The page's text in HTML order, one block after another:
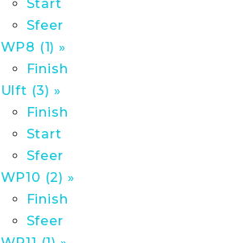
Start
Sfeer
WP8 (1) »
Finish
Ulft (3) »
Finish
Start
Sfeer
WP10 (2) »
Finish
Sfeer